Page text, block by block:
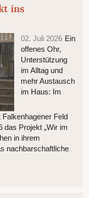
ins
02. Juli 2026 Ein
offenes Ohr,
Unterstützung
im Alltag und
mehr Austausch
im Haus: Im
Feld
das Projekt „Wir im
in ihrem
nachbarschaftliche